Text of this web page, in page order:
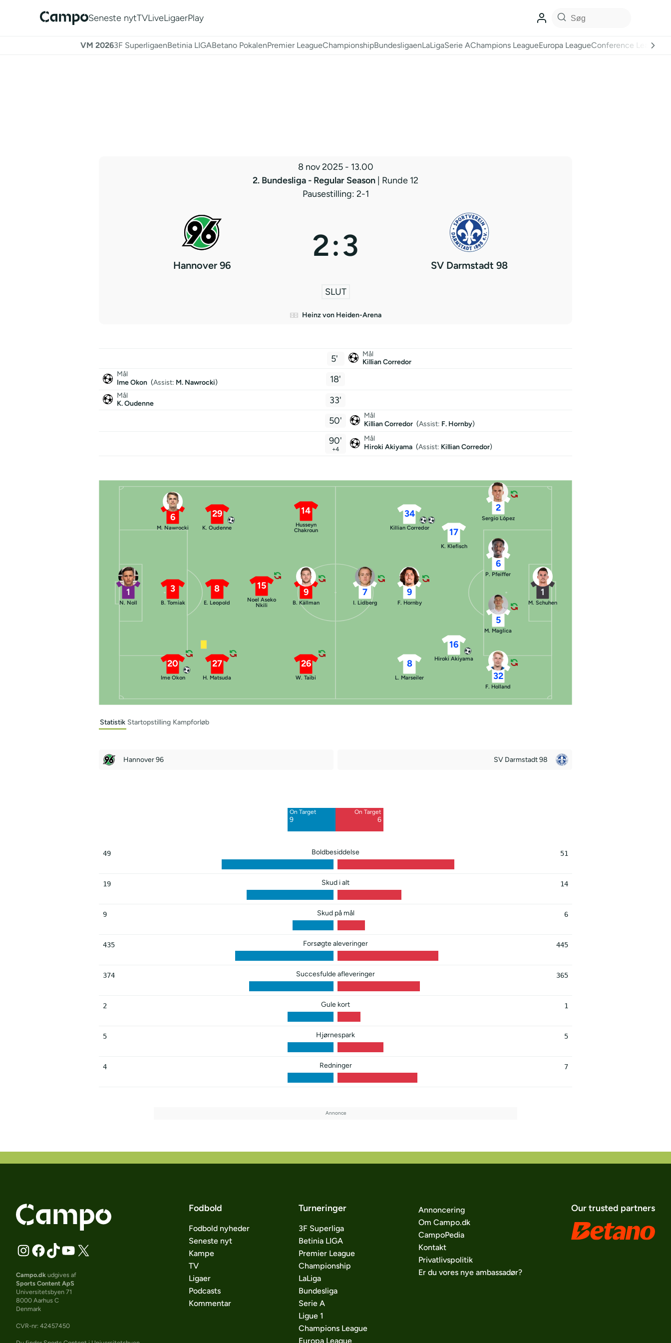
Seneste nytTVLiveLigaerPlay
VM 20263F SuperligaenBetinia LIGABetano PokalenPremier LeagueChampionshipBundesligaenLaLigaSerie AChampions LeagueEuropa LeagueConference League
8 nov 2025 - 13.00
2. Bundesliga - Regular Season
| Runde 12
Pausestilling: 2-1
Hannover 96
2:3
SV Darmstadt 98
SLUT
Heinz von Heiden-Arena
5'
Mål
Killian Corredor
Mål
Ime Okon (Assist: M. Nawrocki) 18'
Mål
K. Oudenne
33'
50'
Mål
Killian Corredor (Assist: F. Hornby)
90'
+4
Mål
Hiroki Akiyama (Assist: Killian Corredor)
1
N. Noll
6
M. Nawrocki
3
B. Tomiak
20
Ime Okon
29
K. Oudenne
8
E. Leopold
27
H. Matsuda
15
Noel Aseko
Nkili
14
Husseyn
Chakroun
9
B. Källman
26
W. Taïbi
1
M. Schuhen
32
F. Holland
5
M. Maglica
6
P. Pfeiffer
2
Sergio López
16
Hiroki Akiyama
17
K. Klefisch
8
L. Marseiler
9
F. Hornby
34
Killian Corredor
7
I. Lidberg
Statistik Startopstilling Kampforløb
Hannover 96 SV Darmstadt 98
On Target
9
On Target
6
49 Boldbesiddelse 51
19 Skud i alt 14
9 Skud på mål 6
435 Forsøgte aleveringer 445
374 Succesfulde afleveringer 365
2 Gule kort 1
5 Hjørnespark 5
4 Redninger 7
Campo.dk udgives af
Sports Content ApS
Universitetsbyen 71
8000 Aarhus C
Denmark
CVR-nr: 42457450
Fodbold
Fodbold nyheder
Seneste nyt
Kampe
TV
Ligaer
Podcasts
Kommentar
Turneringer
3F Superliga
Betinia LIGA
Premier League
Championship
LaLiga
Bundesliga
Serie A
Ligue 1
Champions League
Europa League
Annoncering
Om Campo.dk
CampoPedia
Kontakt
Privatlivspolitik
Er du vores nye ambassadør?
Our trusted partners